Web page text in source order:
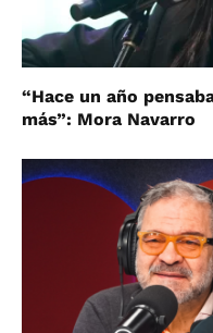
“Hace un año
más”: Mora Navarro